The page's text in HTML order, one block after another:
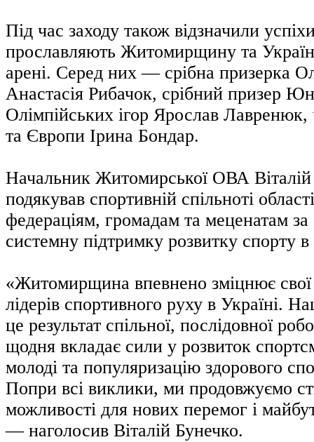
Під час заходу також відзначили
прославляють Житомирщину та
арені. Серед них — срібна призерка
Анастасія Рибачок, срібний призер
Олімпійських ігор Ярослав Лавренюк,
та Європи Ірина Бондар.
Начальник Житомирської ОВА
подякував спортивній спільноті
федераціям, громадам та меценатам за
системну підтримку розвитку спорту в
«Житомирщина впевнено зміцнює свої
лідерів спортивного руху в Україні.
це результат спільної, послідовної
щодня вкладає сили у розвиток
молоді та популяризацію здорового
Попри всі виклики, ми продовжуємо
можливості для нових перемог і
— наголосив Віталій Бунечко.